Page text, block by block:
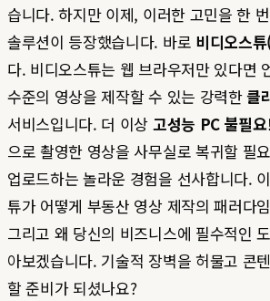
습니다. 하지만 이제, 이러한 고민을 한
솔루션이 등장했습니다. 바로 비디오스
다. 비디오스튜는 웹 브라우저만 있다면
수준의 영상을 제작할 수 있는 강력한클
서비스입니다. 더 이상 고성능 PC 불필요
으로 촬영한 영상을 사무실로 복귀할 필
업로드하는 놀라운 경험을 선사합니다.
튜가 어떻게 부동산 영상 제작의 패러다
그리고 왜 당신의 비즈니스에 필수적인
아보겠습니다. 기술적 장벽을 허물고 콘
할 준비가 되셨나요?